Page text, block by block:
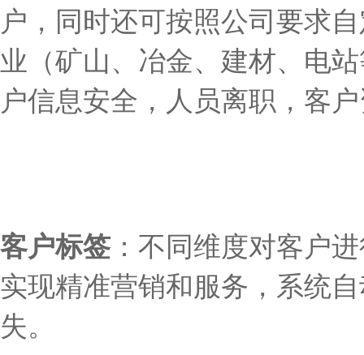
户，同时还可按照公司要求
业（矿山、冶金、建材、电
户信息安全，人员离职，客
客户标签 ： 不同维度对客户
实现精准营销和服务 ， 系统
失。